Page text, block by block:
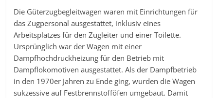
Die Güterzugbegleitwagen waren mit Einrichtungen für
das Zugpersonal ausgestattet, inklusiv eines
Arbeitsplatzes für den Zugleiter und einer Toilette.
Ursprünglich war der Wagen mit einer
Dampfhochdruckheizung für den Betrieb mit
Dampflokomotiven ausgestattet. Als der Dampfbetrieb
in den 1970er Jahren zu Ende ging, wurden die Wagen
sukzessive auf Festbrennstofföfen umgebaut. Damit